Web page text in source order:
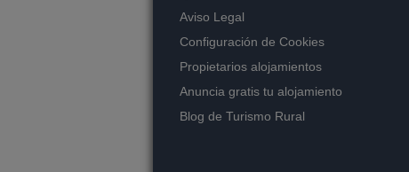
Aviso Legal
Configuración de Cookies
Propietarios alojamientos
Anuncia gratis tu alojamiento
Blog de Turismo Rural